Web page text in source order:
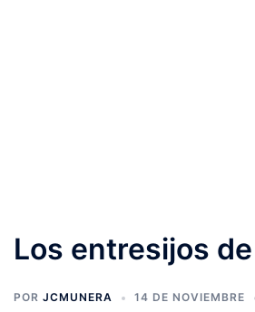
Los entresijos de
POR JCMUNERA 14 DE NOVIEMBRE